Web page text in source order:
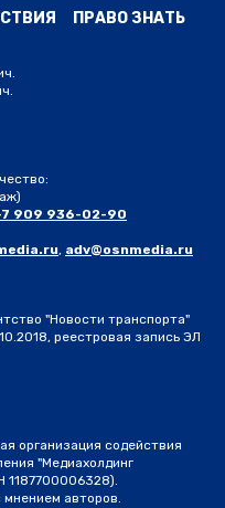
ПРАВО ЗНАТЬ
909 936-02-90
, adv@osnmedia.ru
"Новости транспорта"
реестровая запись ЭЛ
организация содействия
"Медиахолдинг
1187700006328).
авторов.